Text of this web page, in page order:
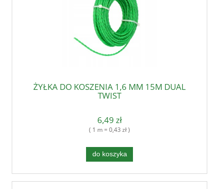
ŻYŁKA DO KOSZENIA 1,6 MM 15M DUAL
TWIST
6,49 zł
( 1 m = 0,43 zł )
do koszyka